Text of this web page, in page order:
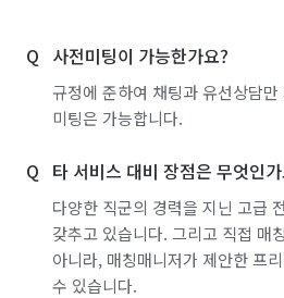
사전미팅이 가능한가요?
규정에 준하여 채팅과 유선상담
미팅은 가능합니다.
타 서비스 대비 장점은 무엇인
다양한 직군의 경력을 지닌 고급
갖추고 있습니다. 그리고 직접 매
아니라, 매칭매니저가 제안한 프
수 있습니다.